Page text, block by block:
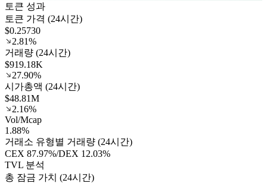
토큰 성과
토큰 가격 (24시간)
$0.25730
2.81%
거래량 (24시간)
$919.18K
27.90%
시가총액 (24시간)
$48.81M
2.16%
Vol/Mcap
1.88%
거래소 유형별 거래량 (24시간)
CEX 87.97%/DEX 12.03%
TVL 분석
총 잠금 가치 (24시간)